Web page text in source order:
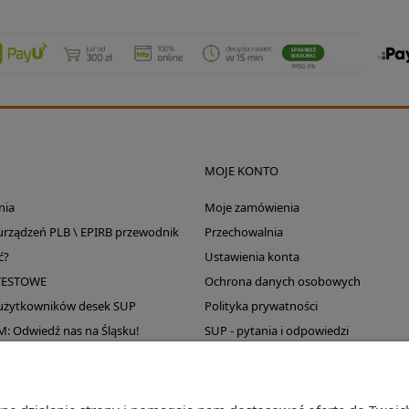
PLB \ EPIRB przewodnik
desek SUP
Odwiedź nas na Śląsku!
MOJE KONTO
Moje zamówienia
Przechowalnia
Ustawienia konta
Ochrona danych osobowych
Polityka prywatności
SUP - pytania i odpowiedzi